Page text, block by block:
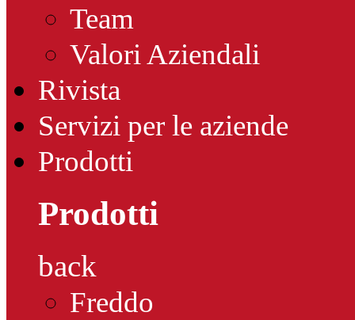
Team
Valori Aziendali
Rivista
Servizi per le aziende
Prodotti
Prodotti
back
Freddo